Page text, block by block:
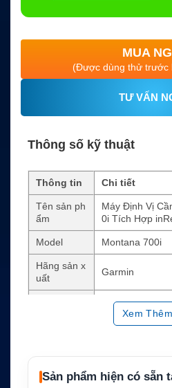
MUA
(Được dùng thử trước
TƯ VẤN
Thông số kỹ thuật
Thông tin Chi tiết
Tên sản ph
ẩm
Máy Định Vị
0i Tích Hợp
Model Montana 700i
Hãng sản x
uất
Garmin
Máy định vị
Màn hình
Cảm ứng 5
Xem Thêm
Sản phẩm hiện có sẵn